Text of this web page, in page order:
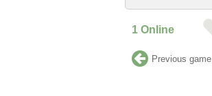
1 Online
Previous game